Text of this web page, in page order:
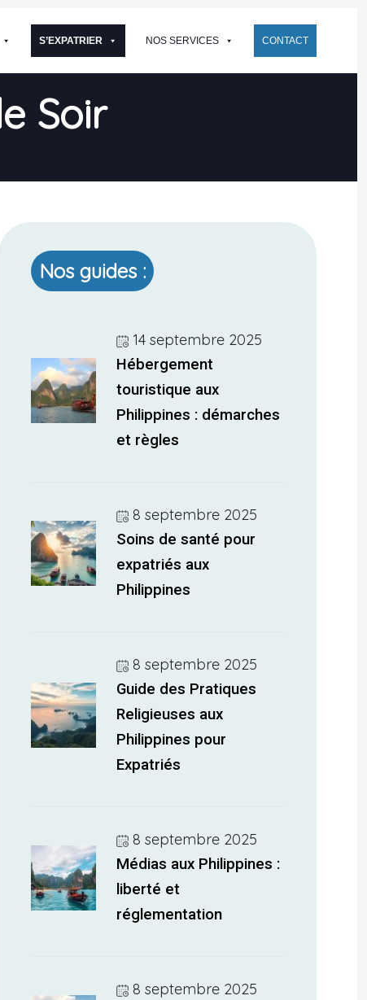
S’EXPATRIER NOS SERVICES CONTACT
Soir
Nos guides :
14 septembre 2025
Hébergement
touristique aux
Philippines : démarches
et règles
8 septembre 2025
Soins de santé pour
expatriés aux
Philippines
8 septembre 2025
Guide des Pratiques
Religieuses aux
Philippines pour
Expatriés
8 septembre 2025
Médias aux Philippines :
liberté et
réglementation
8 septembre 2025